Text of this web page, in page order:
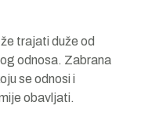
trajati duže od
odnosa. Zabrana
se odnosi i
obavljati.